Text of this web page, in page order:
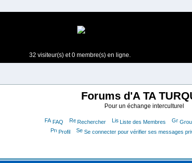
32 visiteur(s) et 0 membre(s) en ligne.
Forums d'A TA
Pour un échange interculturel
FAQ Rechercher Liste des Membres
Profil
Se connecter pour vérifier ses messages